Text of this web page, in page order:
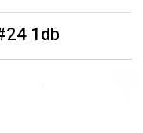
1db